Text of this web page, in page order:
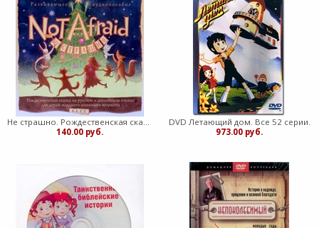
Не страшно. Рождественская сказка на русском и англ. языках
140.00 руб.
DVD Летающий дом. Все 52 серии.
973.00 руб.